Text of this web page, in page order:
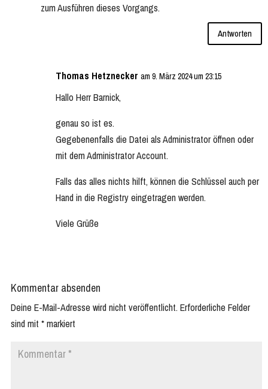
zum Ausführen dieses Vorgangs.
Antworten
Thomas Hetznecker am 9. März 2024 um 23:15
Hallo Herr Barnick,
genau so ist es.
Gegebenenfalls die Datei als Administrator öffnen oder
mit dem Administrator Account.
Falls das alles nichts hilft, können die Schlüssel auch per
Hand in die Registry eingetragen werden.
Viele Grüße
Kommentar absenden
Deine E-Mail-Adresse wird nicht veröffentlicht. Erforderliche Felder
sind mit *markiert